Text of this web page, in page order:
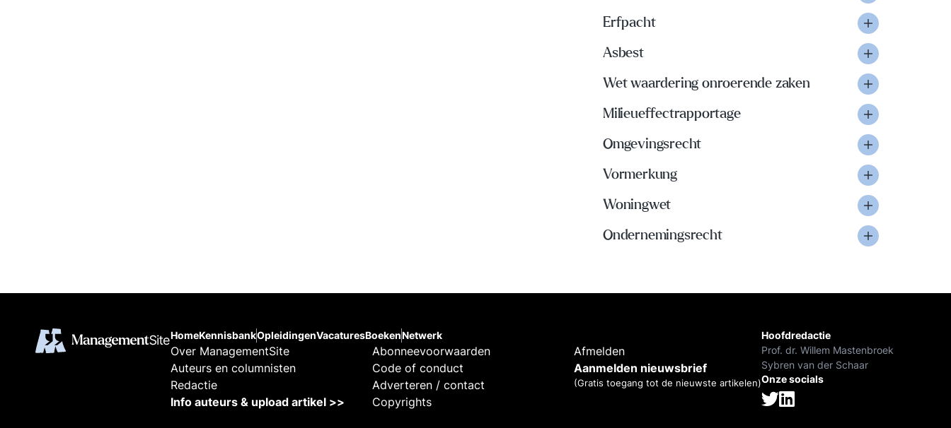
Erfpacht
Asbest
Wet waardering onroerende zaken
Milieueffectrapportage
Omgevingsrecht
Vormerkung
Woningwet
Ondernemingsrecht
HomeKennisbankOpleidingenVacaturesBoekenNetwerk
Over ManagementSite
Auteurs en columnisten
Redactie
Info auteurs & upload artikel >>
Abonneevoorwaarden
Code of conduct
Adverteren / contact
Copyrights
Afmelden
Aanmelden nieuwsbrief
(Gratis toegang tot de nieuwste artikelen)
Hoofdredactie
Prof. dr. Willem Mastenbroek
Sybren van der Schaar
Onze socials